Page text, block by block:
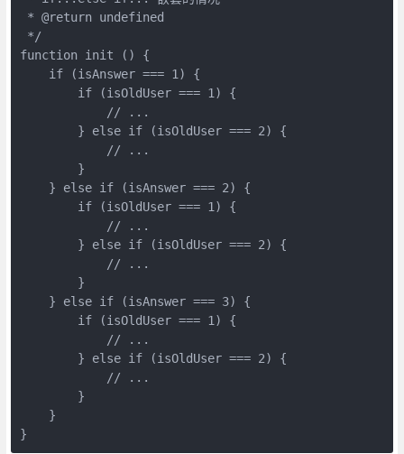
* @return undefined
*/
function init () {
    if (isAnswer === 1) {
        if (isOldUser === 1) {
            // ...
        } else if (isOldUser === 2) {
            // ...
        }
    } else if (isAnswer === 2) {
        if (isOldUser === 1) {
            // ...
        } else if (isOldUser === 2) {
            // ...
        }
    } else if (isAnswer === 3) {
        if (isOldUser === 1) {
            // ...
        } else if (isOldUser === 2) {
            // ...
        }
    }
}